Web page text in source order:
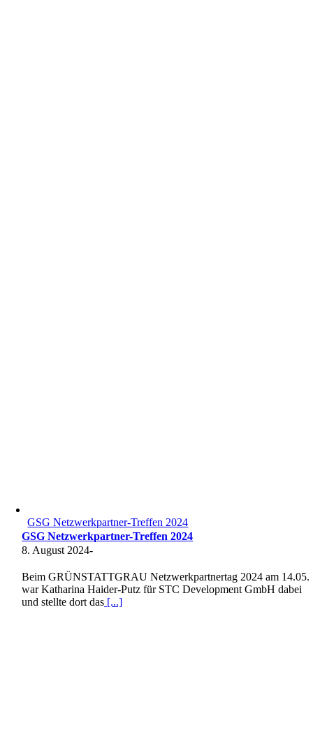
GSG Netzwerkpartner-Treffen 2024
GSG Netzwerkpartner-Treffen 2024
8. August 2024-
Beim GRÜNSTATTGRAU Netzwerkpartnertag 2024 am 14.05.
war Katharina Haider-Putz für STC Development GmbH dabei
und stellte dort das [...]